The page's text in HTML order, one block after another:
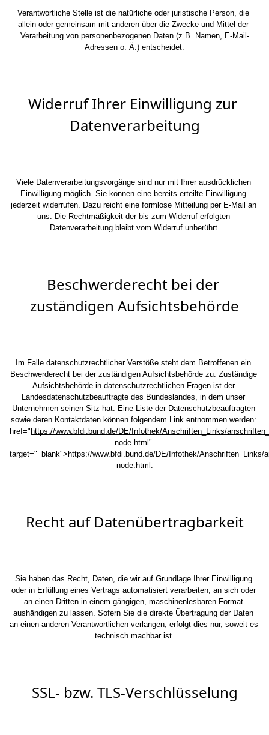
Verantwortliche Stelle ist die natürliche oder juristische Person, die
allein oder gemeinsam mit anderen über die Zwecke und Mittel der
Verarbeitung von personenbezogenen Daten (z.B. Namen, E-Mail-
Adressen o. Ä.) entscheidet.
Widerruf Ihrer Einwilligung zur
Datenverarbeitung
Viele Datenverarbeitungsvorgänge sind nur mit Ihrer ausdrücklichen
Einwilligung möglich. Sie können eine bereits erteilte Einwilligung
jederzeit widerrufen. Dazu reicht eine formlose Mitteilung per E-Mail an
uns. Die Rechtmäßigkeit der bis zum Widerruf erfolgten
Datenverarbeitung bleibt vom Widerruf unberührt.
Beschwerderecht bei der
zuständigen Aufsichtsbehörde
Im Falle datenschutzrechtlicher Verstöße steht dem Betroffenen ein
Beschwerderecht bei der zuständigen Aufsichtsbehörde zu. Zuständige
Aufsichtsbehörde in datenschutzrechtlichen Fragen ist der
Landesdatenschutzbeauftragte des Bundeslandes, in dem unser
Unternehmen seinen Sitz hat. Eine Liste der Datenschutzbeauftragten
href=" https://www.bfdi.bund.de/DE/Infothek/Anschriften_Links/
node.html "
target="_blank"> https://www.bfdi.bund.de/DE/Infothek/Anschriften_Links/
node.html .
Recht auf Datenübertragbarkeit
Sie haben das Recht, Daten, die wir auf Grundlage Ihrer Einwilligung
oder in Erfüllung eines Vertrags automatisiert verarbeiten, an sich oder
an einen Dritten in einem gängigen, maschinenlesbaren Format
aushändigen zu lassen. Sofern Sie die direkte Übertragung der Daten
an einen anderen Verantwortlichen verlangen, erfolgt dies nur, soweit es
technisch machbar ist.
SSL- bzw. TLS-Verschlüsselung